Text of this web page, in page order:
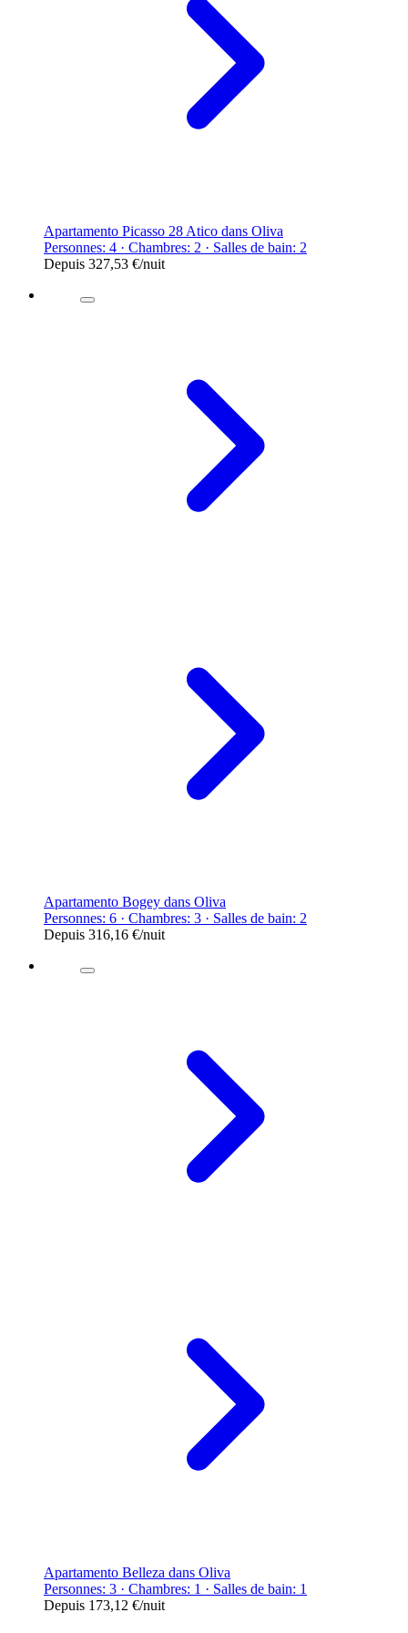
Apartamento Picasso 28 Atico dans Oliva
Personnes: 4 · Chambres: 2 · Salles de bain: 2
Depuis 327,53 €/nuit
Apartamento Bogey dans Oliva
Personnes: 6 · Chambres: 3 · Salles de bain: 2
Depuis 316,16 €/nuit
Apartamento Belleza dans Oliva
Personnes: 3 · Chambres: 1 · Salles de bain: 1
Depuis 173,12 €/nuit